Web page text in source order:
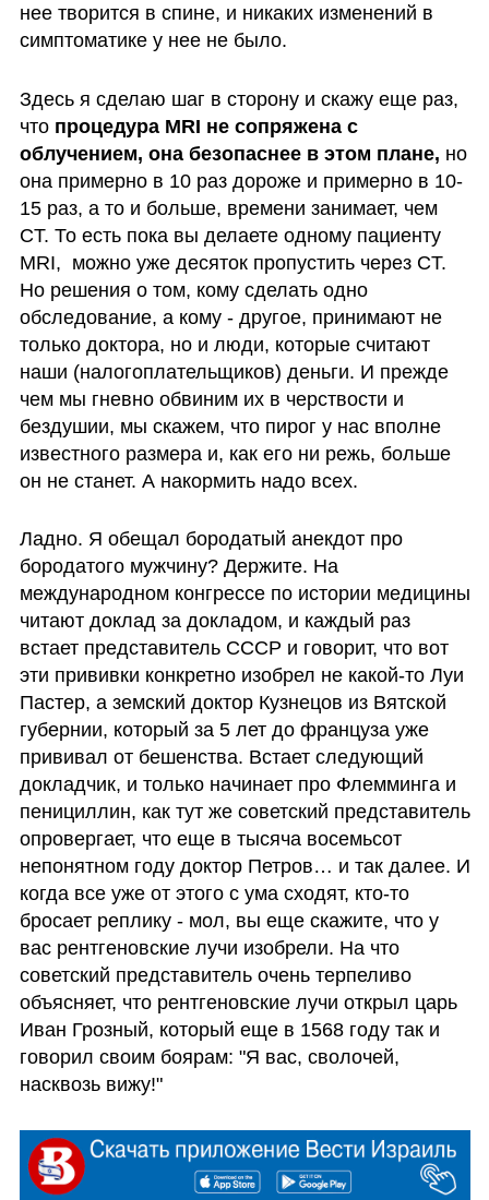
нее творится в спине, и никаких изменений в
симптоматике у нее не было.
Здесь я сделаю шаг в сторону и скажу еще раз,
что процедура MRI не сопряжена с
облучением, она безопаснее в этом плане, но
она примерно в 10 раз дороже и примерно в 10-
15 раз, а то и больше, времени занимает, чем
CT. То есть пока вы делаете одному пациенту
MRI,  можно уже десяток пропустить через CT.
Но решения о том, кому сделать одно
обследование, а кому - другое, принимают не
только доктора, но и люди, которые считают
наши (налогоплательщиков) деньги. И прежде
чем мы гневно обвиним их в черствости и
бездушии, мы скажем, что пирог у нас вполне
известного размера и, как его ни режь, больше
он не станет. А накормить надо всех.
Ладно. Я обещал бородатый анекдот про
бородатого мужчину? Держите. На
международном конгрессе по истории медицины
читают доклад за докладом, и каждый раз
встает представитель СССР и говорит, что вот
эти прививки конкретно изобрел не какой-то Луи
Пастер, а земский доктор Кузнецов из Вятской
губернии, который за 5 лет до француза уже
прививал от бешенства. Встает следующий
докладчик, и только начинает про Флемминга и
пенициллин, как тут же советский представитель
опровергает, что еще в тысяча восемьсот
непонятном году доктор Петров… и так далее. И
когда все уже от этого с ума сходят, кто-то
бросает реплику - мол, вы еще скажите, что у
вас рентгеновские лучи изобрели. На что
советский представитель очень терпеливо
объясняет, что рентгеновские лучи открыл царь
Иван Грозный, который еще в 1568 году так и
говорил своим боярам: "Я вас, сволочей,
насквозь вижу!"